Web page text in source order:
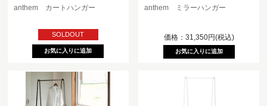
anthem カートハンガー
SOLDOUT
anthem ミラーハンガー
価格：31,350円(税込)